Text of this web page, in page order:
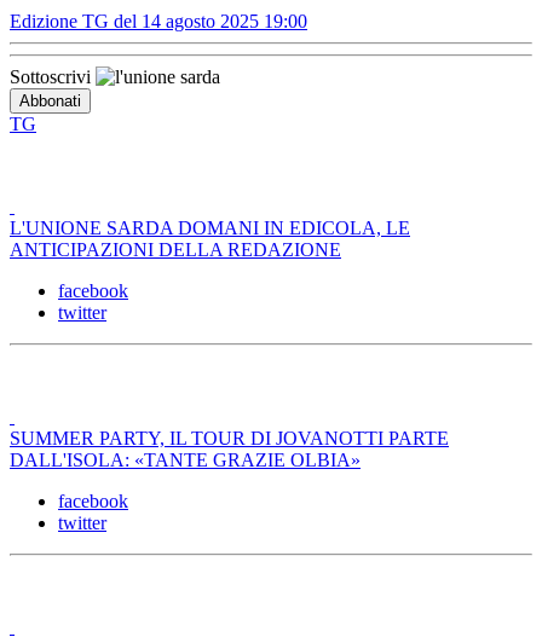
Edizione TG del 14 agosto 2025 19:00
Sottoscrivi
TG
L'UNIONE SARDA DOMANI IN EDICOLA, LE
ANTICIPAZIONI DELLA REDAZIONE
facebook
twitter
SUMMER PARTY, IL TOUR DI JOVANOTTI PARTE
DALL'ISOLA: «TANTE GRAZIE OLBIA»
facebook
twitter